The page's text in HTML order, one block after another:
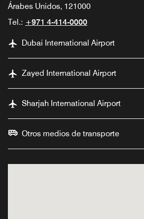
Árabes Unidos, 121000
Tel.: +971 4-414-0000
Dubai International Airport
Zayed International Airport
Sharjah International Airport
Otros medios de transporte